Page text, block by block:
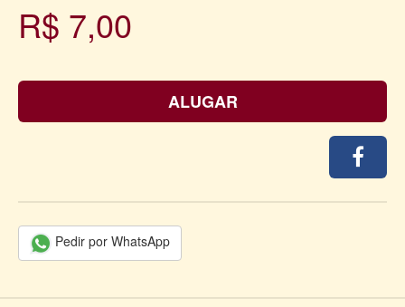
R$ 7,00
ALUGAR
Pedir por WhatsApp